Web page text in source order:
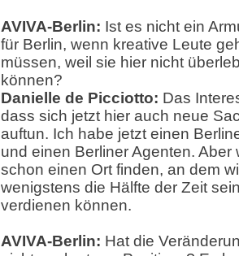
AVIVA-Berlin: Ist es nicht ein
für Berlin, wenn kreative Leute
müssen, weil sie hier nicht
können?
Danielle de Picciotto: Das
dass sich jetzt hier auch neue
auftun. Ich habe jetzt einen
und einen Berliner Agenten. Aber
schon einen Ort finden, an dem
wenigstens die Hälfte der Zeit
verdienen können.
AVIVA-Berlin: Hat die